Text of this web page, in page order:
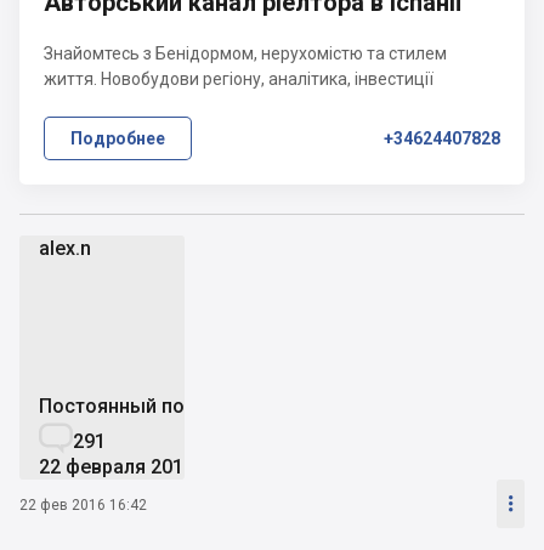
alex.n
Постоянный пользователь
291
22 февраля 2016
22 фев 2016 16:42 
Знайомтесь з Бенідормом, нерухомістю та стилем
життя. Новобудови регіону, аналітика, інвестиції
Подробнее +34624407828